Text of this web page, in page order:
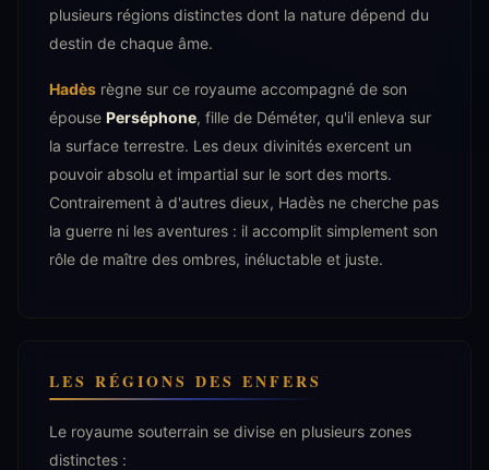
plusieurs régions distinctes dont la nature dépend du
destin de chaque âme.
Hadès règne sur ce royaume accompagné de son
épouse Perséphone, fille de Déméter, qu'il enleva sur
la surface terrestre. Les deux divinités exercent un
pouvoir absolu et impartial sur le sort des morts.
Contrairement à d'autres dieux, Hadès ne cherche pas
la guerre ni les aventures : il accomplit simplement son
rôle de maître des ombres, inéluctable et juste.
LES RÉGIONS DES ENFERS
Le royaume souterrain se divise en plusieurs zones
distinctes :